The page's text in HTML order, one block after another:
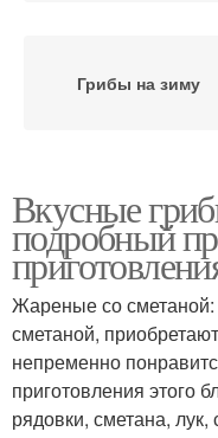
Грибы на зиму
Вкусные
подробный
Жареные со
сметаной,
непременно
приготовления этого
рядовки, сметана,